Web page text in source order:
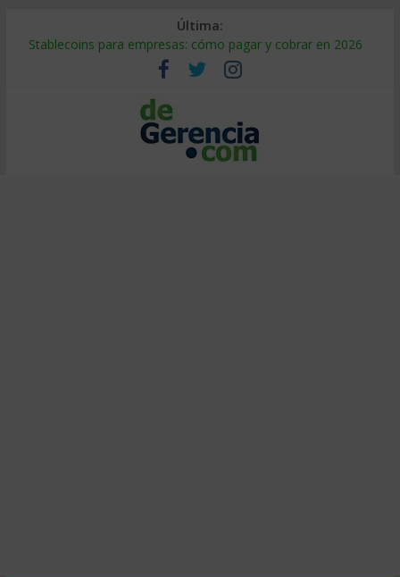
Última:
Stablecoins para empresas: cómo pagar y cobrar en 2026
Despido silencioso: qué es y por qué sale tan caro
IA en selección de personal: cómo auditarla a tiempo
Trabajo forzoso en la cadena de suministro: qué hacer
Mercado hispano de EE. UU.: cómo segmentarlo y venderle